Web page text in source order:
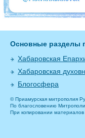
Основные разделы
Хабаровская
Хабаровская
Блогосфера
© Приамурская митрополия
По благословению
При копировании материалов